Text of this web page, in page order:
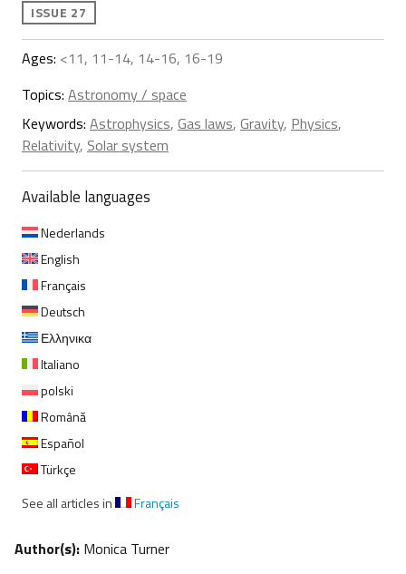
ISSUE 27
Ages: <11, 11-14, 14-16, 16-19
Topics: Astronomy / space
Keywords: Astrophysics, Gas laws, Gravity, Physics,
Relativity, Solar system
Available languages
Nederlands
English
Français
Deutsch
Ελληνικα
Italiano
polski
Română
Español
Türkçe
See all articles in
Français
Author(s): Monica Turner